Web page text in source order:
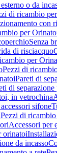
o da
di ricambio
con
per
Senza
di risciacquo
per
Pezzi di
Pareti di
di
in vetrochina
sifone
Pezzi di
Accessori per
orinatoi
da incasso